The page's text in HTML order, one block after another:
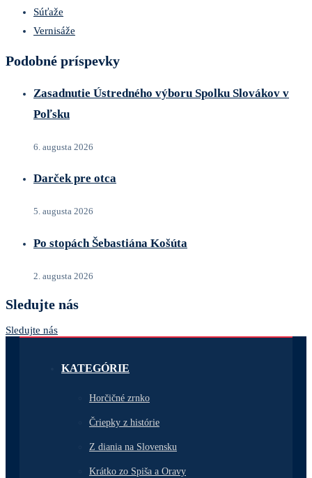
Súťaže
Vernisáže
Podobné príspevky
Zasadnutie Ústredného výboru Spolku Slovákov v
Poľsku
6. augusta 2026
Darček pre otca
5. augusta 2026
Po stopách Šebastiána Košúta
2. augusta 2026
Sledujte nás
Sledujte nás
KATEGÓRIE
Horčičné zrnko
Čriepky z histórie
Z diania na Slovensku
Krátko zo Spiša a Oravy